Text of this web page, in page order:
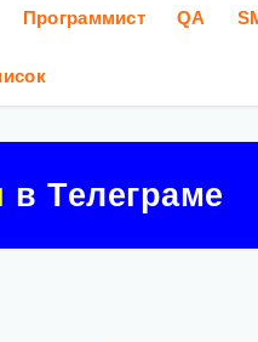
Программист QA
в Телеграме